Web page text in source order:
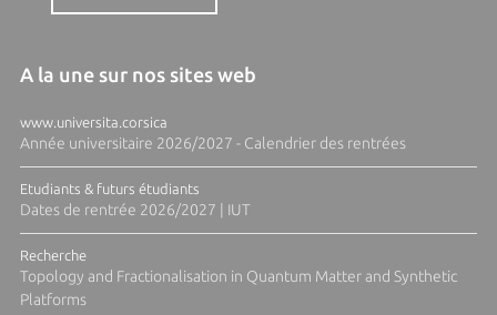
A la une sur nos sites web
www.universita.corsica
Année universitaire 2026/2027 - Calendrier des rentrées
Etudiants & futurs étudiants
Dates de rentrée 2026/2027 | IUT
Recherche
Topology and Fractionalisation in Quantum Matter and Synthetic
Platforms